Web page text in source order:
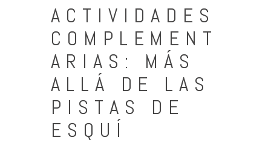
ACTIVIDADES
COMPLEMENT
ARIAS: MÁS
ALLÁ DE LAS
PISTAS DE
ESQUÍ